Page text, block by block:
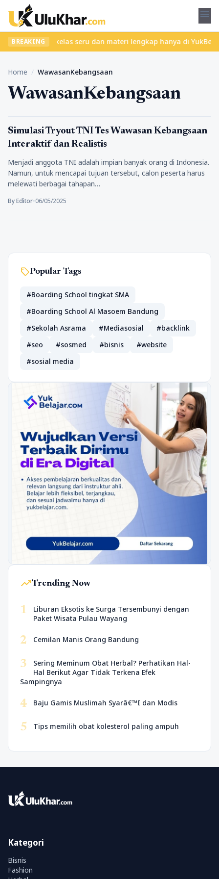
menu
BREAKING
Temukan kelas seru dan materi lengkap hanya di
Home / WawasanKebangsaan
WawasanKebangsaan
Pendidikan
Simulasi Tryout TNI Tes Wawasan Kebangsaan
Interaktif dan Realistis
Menjadi anggota TNI adalah impian banyak orang di Indonesia.
Namun, untuk mencapai tujuan tersebut, calon peserta harus
melewati berbagai tahapan…
By Editor•06/05/2025
sellPopular Tags
#Boarding School tingkat SMA
#Boarding School Al Masoem Bandung
#Sekolah Asrama
#Mediasosial
#backlink
#seo
#sosmed #bisnis
#website
#sosial media
trending_upTrending Now
1
Liburan Eksotis ke Surga Tersembunyi dengan
Paket Wisata Pulau Wayang
2 Cemilan Manis Orang Bandung
3
Sering Meminum Obat Herbal? Perhatikan Hal-
Hal Berikut Agar Tidak Terkena Efek
Sampingnya
4 Baju Gamis Muslimah Syarâ€™I dan Modis
5 Tips memilih obat kolesterol paling ampuh
Kategori
Bisnis
Fashion